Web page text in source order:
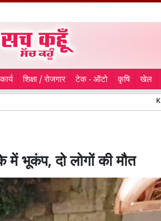
शिक्षा / रोजगार टेक - ऑटो कृषि खेल
Kanwar
में भूकंप, दो लोगों की मौत